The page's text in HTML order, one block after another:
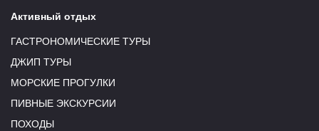
Активный отдых
ГАСТРОНОМИЧЕСКИЕ ТУРЫ
ДЖИП ТУРЫ
МОРСКИЕ ПРОГУЛКИ
ПИВНЫЕ ЭКСКУРСИИ
ПОХОДЫ